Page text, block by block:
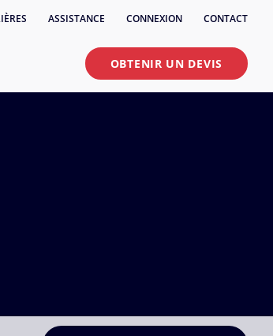
ASSISTANCE CONNEXION CONTACT
OBTENIR UN DEVIS